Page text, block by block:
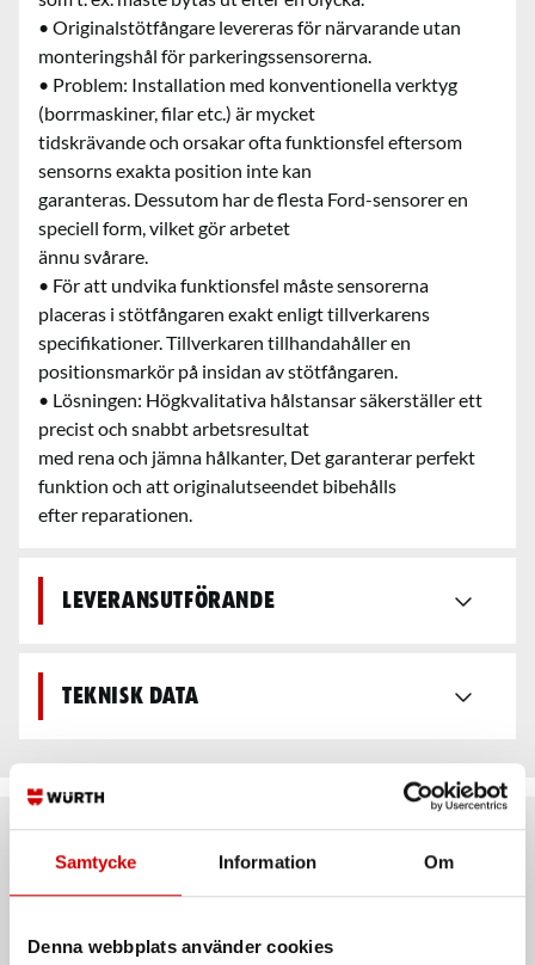
Samtycke Information Om
Denna webbplats använder cookies
• Originalstötfångare levereras för närvarande utan
monteringshål för parkeringssensorerna.
• Problem: Installation med konventionella verktyg
(borrmaskiner, filar etc.) är mycket
tidskrävande och orsakar ofta funktionsfel eftersom
sensorns exakta position inte kan
garanteras. Dessutom har de flesta Ford-sensorer en
speciell form, vilket gör arbetet
ännu svårare.
• För att undvika funktionsfel måste sensorerna
placeras i stötfångaren exakt enligt tillverkarens
specifikationer. Tillverkaren tillhandahåller en
positionsmarkör på insidan av stötfångaren.
• Lösningen: Högkvalitativa hålstansar säkerställer ett
precist och snabbt arbetsresultat
med rena och jämna hålkanter, Det garanterar perfekt
funktion och att originalutseendet bibehålls
efter reparationen.
Leveransutförande
Teknisk data
Rekommenderat baserat på vald produkt